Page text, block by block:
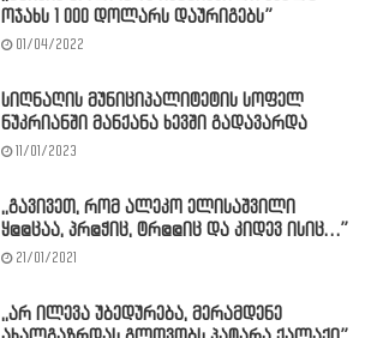
ოჯახს 1 000 დოლარს დაურიგებს”
01/04/2022
სიღნაღის მუნიციპალიტეტის სოფელ
ნუკრიანში მანქანა ხევში გადავარდა
11/01/2023
,,გავივეთ, რომ ალეკო ელისაშვილი
ყ@@ცაა, პრ@ჭიც, ტრ@@იც და კიდევ ისიც…”
21/01/2021
,,არ ილევა უბედურება, მერამდენე